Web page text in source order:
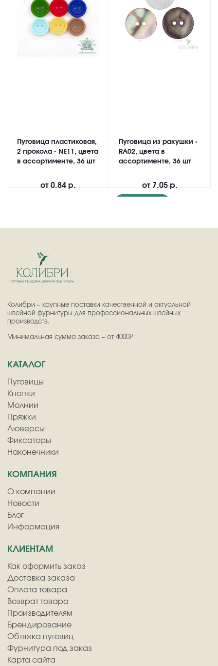
Пуговица пластиковая,
2 прокола - NE11, цвета
в ассортименте, 36 шт
от 0.84 р.
Пуговица из ракушки -
RA02, цвета в
ассортименте, 36 шт
от 7.05 р.
Колибри – крупные поставки качественной и актуальной
швейной фурнитуры для профессиональных швейных
производств.
Минимальная сумма заказа – от 4000₽
КАТАЛОГ
Пуговицы
Кнопки
Молнии
Пряжки
Люверсы
Фиксаторы
Наконечники
КОМПАНИЯ
О компании
Новости
Блог
Информация
КЛИЕНТАМ
Как оформить заказ
Доставка заказа
Оплата товара
Возврат товара
Производителям
Брендирование
Обтяжка пуговиц
Фурнитура под заказ
Карта сайта